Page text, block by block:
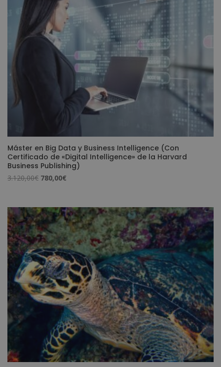
Máster en Big Data y Business Intelligence (Con
Certificado de «Digital Intelligence» de la Harvard
Business Publishing)
3.120,00€ El
era:
3.120,00€.
780,00€
es:
780,00€.